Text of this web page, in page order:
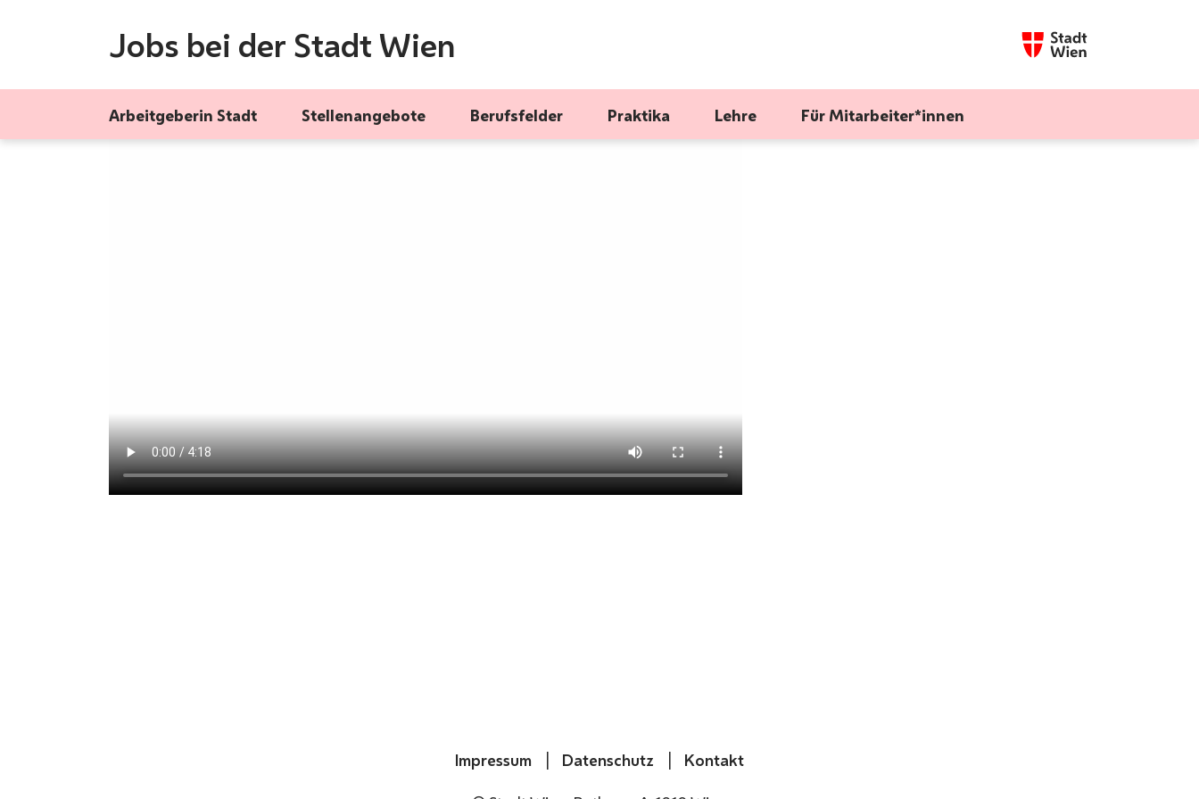
ZUM INHALT SPRINGEN
BARRIEREFREIHEIT AUF WIEN.GV.AT
Jobs bei der Stadt Wien Startseite wien.gv.at
Arbeitgeberin Stadt Stellenangebote Berufsfelder Praktika Lehre Für Mitarbeiter*innen
Impressum Datenschutz
Kontakt